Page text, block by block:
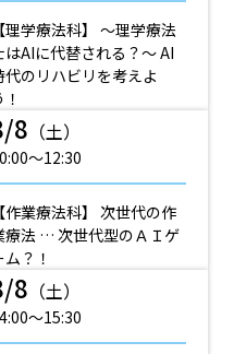
【理学療法科】 ～理学療法
はAIに代替される？～ AI
代のリハビリを考えよ
8 （土）
〜12:30
【作業療法科】 次世代の作
療法 … 次世代型のＡＩゲ
ム？！
8 （土）
〜15:30